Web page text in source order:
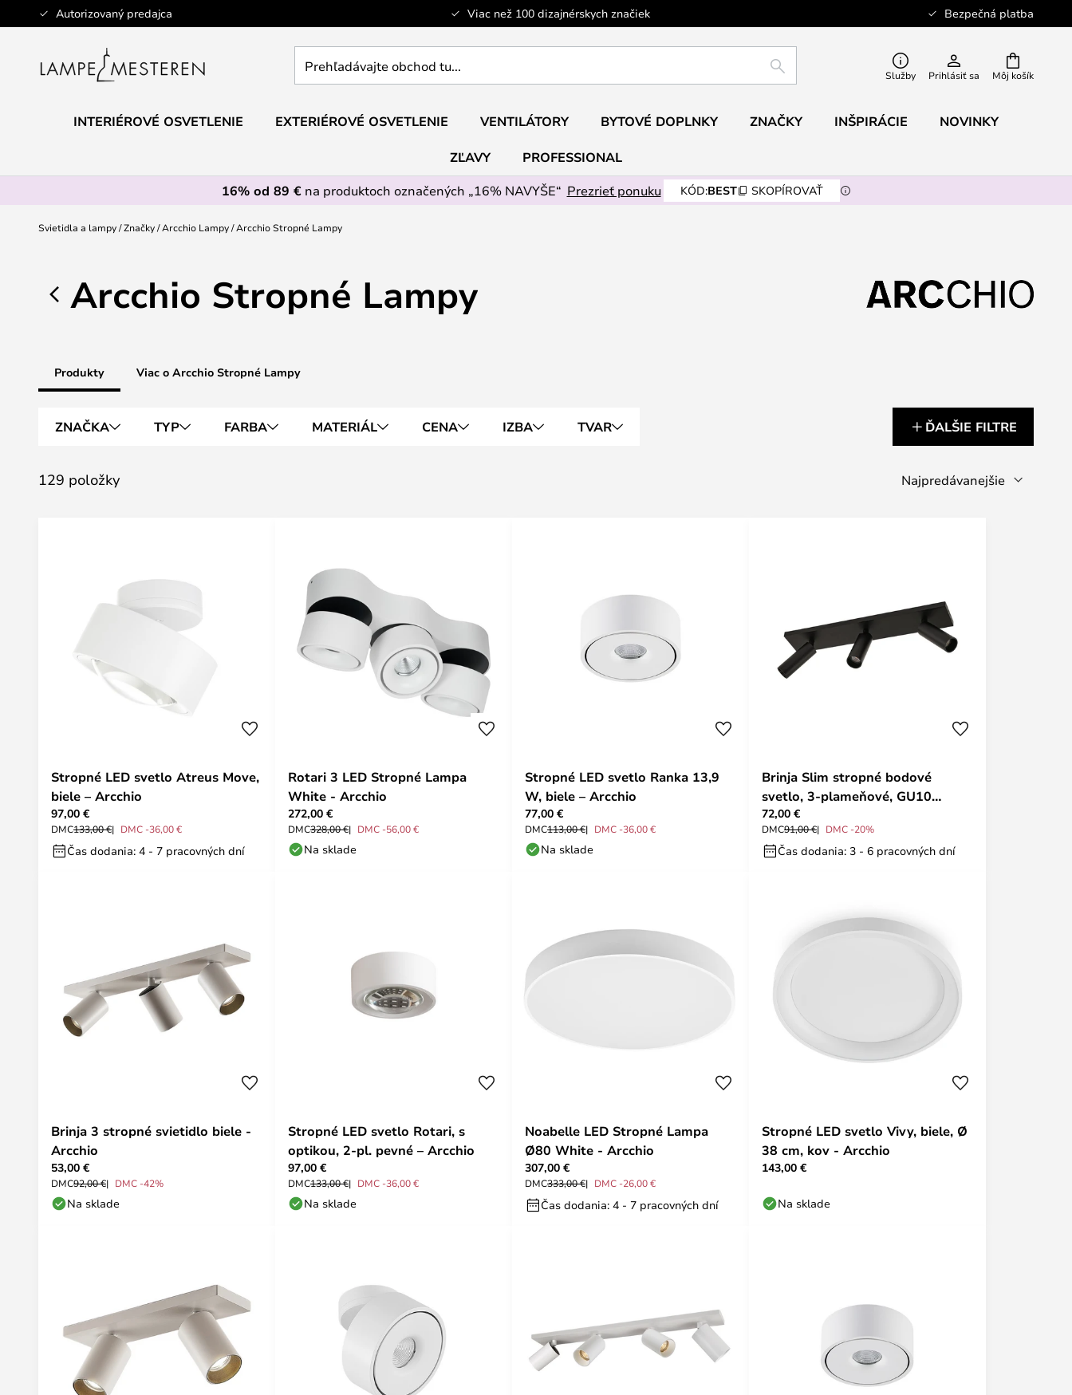
Autorizovaný predajca Viac než 100 dizajnérskych značiek Bezpečná platba
Skip
to
Môj košík
obchod
HĽADAŤ Služby Prihlásiť sa
INTERIÉROVÉ OSVETLENIE EXTERIÉROVÉ OSVETLENIE VENTILÁTORY BYTOVÉ DOPLNKY ZNAČKY INŠPIRÁCIE NOVINKY
ZĽAVY
PROFESSIONAL
16% od 89 €na produktoch označených „16% NAVYŠE“ Prezrieť ponuku KÓD:BEST SKOPÍROVAŤ
Svietidla a lampy Značky Arcchio Lampy Arcchio Stropné Lampy
Arcchio Stropné Lampy
Produkty Viac o Arcchio Stropné Lampy
ZNAČKA TYP FARBA MATERIÁL CENA IZBA TVAR ĎALŠIE FILTRE
129 položky
Stropné LED svetlo Atreus Move,
biele – Arcchio
97,00 €
DMC133,00 € DMC -36,00 €
Čas dodania: 4 - 7 pracovných dní
Rotari 3 LED Stropné Lampa
White - Arcchio
272,00 €
DMC328,00 € DMC -56,00 €
Na sklade
Stropné LED svetlo Ranka 13,9
W, biele – Arcchio
77,00 €
DMC113,00 € DMC -36,00 €
Na sklade
Brinja Slim stropné bodové
svetlo, 3-plameňové, GU10
MR11, čierny - Arcchio
72,00 €
DMC91,00 € DMC -20%
Čas dodania: 3 - 6 pracovných dní
Brinja 3 stropné svietidlo biele -
Arcchio
53,00 €
DMC92,00 € DMC -42%
Na sklade
Stropné LED svetlo Rotari, s
optikou, 2-pl. pevné – Arcchio
97,00 €
DMC133,00 € DMC -36,00 €
Na sklade
Noabelle LED Stropné Lampa
Ø80 White - Arcchio
307,00 €
DMC333,00 € DMC -26,00 €
Čas dodania: 4 - 7 pracovných dní
Stropné LED svetlo Vivy, biele, Ø
38 cm, kov - Arcchio
143,00 €
Na sklade